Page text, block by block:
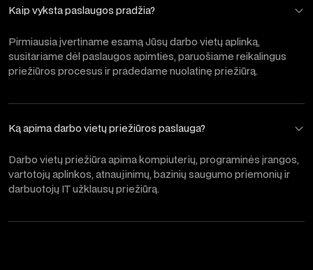
Kaip vyksta paslaugos pradžia?
Pirmiausia įvertiname esamą Jūsų darbo vietų aplinką,
susitariame dėl paslaugos apimties, paruošiame reikalingus
priežiūros procesus ir pradedame nuolatinę priežiūrą.
Ką apima darbo vietų priežiūros paslauga?
Darbo vietų priežiūra apima kompiuterių, programinės įrangos,
vartotojų aplinkos, atnaujinimų, bazinių saugumo priemonių ir
darbuotojų IT užklausų priežiūrą.